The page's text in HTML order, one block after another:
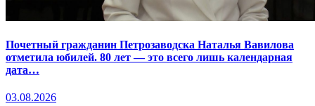
Почетный гражданин Петрозаводска Наталья Вавилова
отметила юбилей. 80 лет — это всего лишь календарная
дата…
03.08.2026